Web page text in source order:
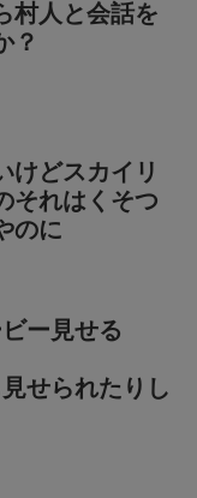
村人と会話を
？
けどスカイリ
それはくそつ
のに
ー見せる
せられたりし